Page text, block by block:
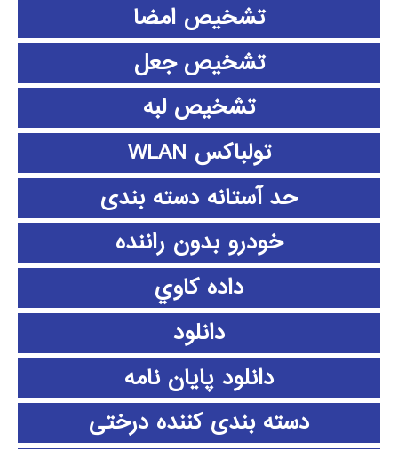
تشخیص امضا
تشخیص جعل
تشخیص لبه
تولباکس WLAN
حد آستانه دسته بندی
خودرو بدون راننده
داده كاوي
دانلود
دانلود پايان نامه
دسته بندی کننده درختی